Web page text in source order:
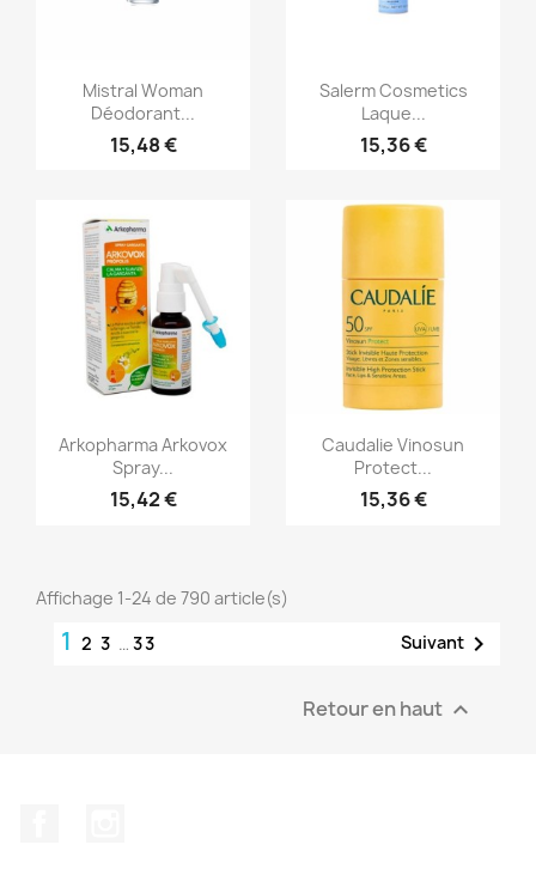
Aperçu rapide
Mistral Woman
Déodorant...
15,48 €
Aperçu rapide
Salerm Cosmetics
Laque...
15,36 €
Aperçu rapide
Arkopharma Arkovox
Spray...
15,42 €
Aperçu rapide
Caudalie Vinosun
Protect...
15,36 €
Affichage 1-24 de 790 article(s)
1 2 3 … 33 Suivant 
Retour en haut 